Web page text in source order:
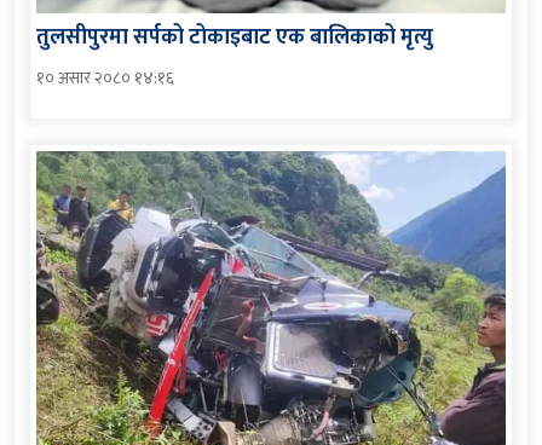
तुलसीपुरमा सर्पको टोकाइबाट एक बालिकाको मृत्यु
१० असार २०८० १४:१६